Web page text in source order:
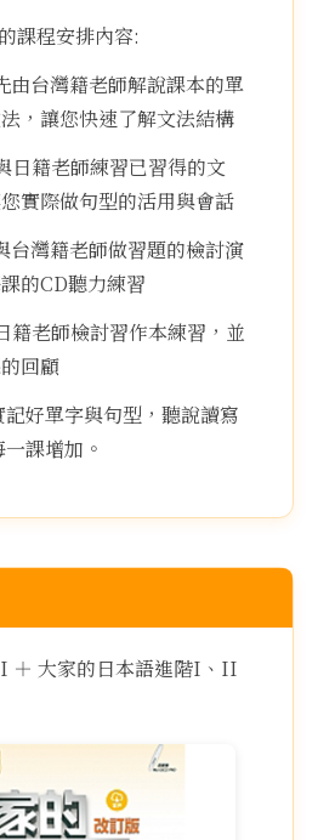
課程安排內容:
由台灣籍老師解說課本的單
，讓您快速了解文法結構
日籍老師練習已習得的文
實際做句型的活用與會話
台灣籍老師做習題的檢討演
的CD聽力練習
籍老師檢討習作本練習，並
回顧
好單字與句型，聽說讀寫
課增加。
＋ 大家的日本語進階I、II